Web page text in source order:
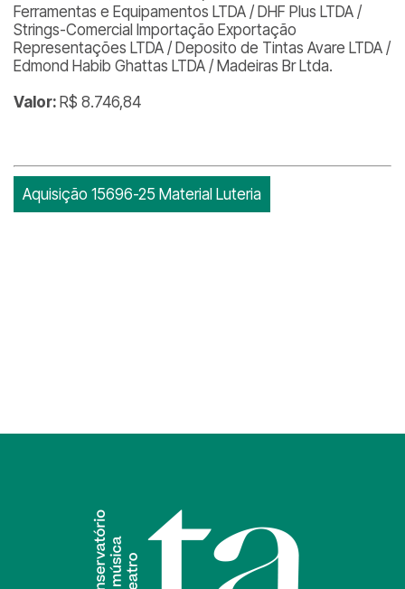
Ferramentas e Equipamentos LTDA / DHF Plus LTDA /
Strings-Comercial Importação Exportação
Representações LTDA / Deposito de Tintas Avare LTDA /
Edmond Habib Ghattas LTDA / Madeiras Br Ltda.
Valor: R$ 8.746,84
Aquisição 15696-25 Material Luteria